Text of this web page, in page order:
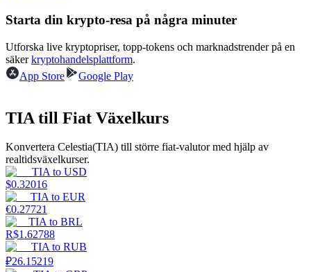
Handelsstrategier
Lär dig hur du håller dig lönsam
Tjäna
Starta din krypto-resa på några minuter
Utforska live kryptopriser, topp-tokens och marknadstrender på en
säkerkryptohandelsplattform.
App Store
Google Play
TIA till Fiat Växelkurs
Konvertera Celestia(TIA) till större fiat-valutor med hjälp av
realtidsväxelkurser.
TIAto USD
$0.32016
TIAto EUR
€0.27721
TIAto BRL
R$1.62788
TIAto RUB
₽26.15219